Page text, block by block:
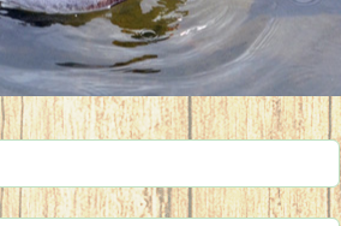
サイド

次へ
検索